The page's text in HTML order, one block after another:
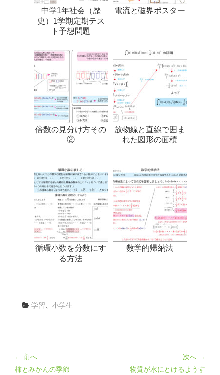
中学1年社会（歴
史）1学期定期テス
ト予想問題
電流と磁界ポスター
倍数の見分け方その
②
放物線と直線で囲ま
れた図形の面積
循環小数を分数にす
る方法
数学的帰納法
学習、 小学生
← 前へ
柿とみかんの季節
次へ →
物質が水にとけるようす